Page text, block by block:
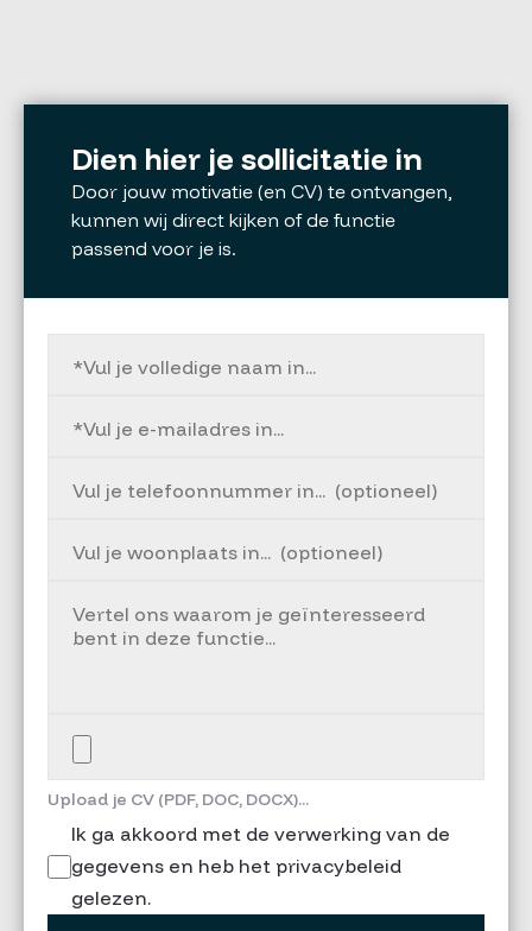
Dien hier je sollicitatie in
Door jouw motivatie (en CV) te ontvangen,
kunnen wij direct kijken of de functie
passend voor je is.
Upload je CV (PDF, DOC, DOCX)...
Ik ga akkoord met de verwerking van de
gegevens en heb het privacybeleid
gelezen.